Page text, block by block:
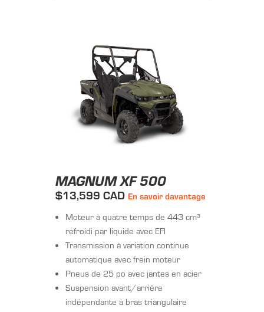
MAGNUM XF 500
$13,599 CAD En savoir davantage
Moteur à quatre temps de 443 cm³
refroidi par liquide avec EFI
Transmission à variation continue
automatique avec frein moteur
Pneus de 25 po avec jantes en acier
Suspension avant/arrière
indépendante à bras triangulaire